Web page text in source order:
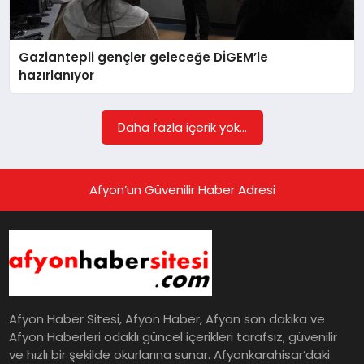
EKONOMI
Gaziantepli gençler geleceğe DİGEM’le
hazırlanıyor
Daha fazla içerik yok...
Afyon’un Güvenilir Haber Adresi
Afyon Haber Sitesi, Afyon Haber, Afyon son dakika ve
Afyon Haberleri odaklı güncel içerikleri tarafsız, güvenilir
ve hızlı bir şekilde okurlarına sunar. Afyonkarahisar’daki